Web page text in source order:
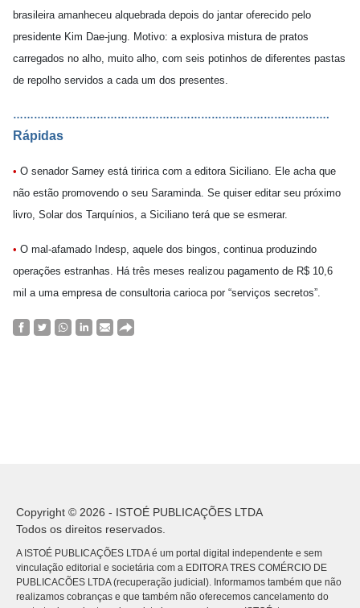
brasileira amanheceu alquebrada depois do jantar oferecido pelo
presidente Kim Dae-jung. Motivo: a explosiva mistura de pratos
carregados no alho, muito alho, com seis potinhos de diferentes pastas
de repolho servidos a cada um dos presentes.
……………………………………………………………………………….
Rápidas
• O senador Sarney está tiririca com a editora Siciliano. Ele acha que
não estão promovendo o seu Saraminda. Se quiser editar seu próximo
livro, Solar dos Tarquínios, a Siciliano terá que se esmerar.
• O mal-afamado Indesp, aquele dos bingos, continua produzindo
operações estranhas. Há três meses realizou pagamento de R$ 10,6
mil a uma empresa de consultoria carioca por “serviços secretos”.
Copyright © 2026 - ISTOÉ PUBLICAÇÕES LTDA
Todos os direitos reservados.
A ISTOÉ PUBLICAÇÕES LTDA é um portal digital independente e sem
vinculação editorial e societária com a EDITORA TRES COMÉRCIO DE
PUBLICACÕES LTDA (recuperação judicial). Informamos também que não
realizamos cobranças e que também não oferecemos cancelamento do